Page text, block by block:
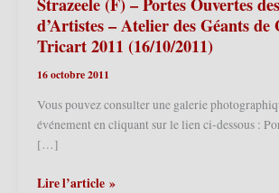
d’Artistes – Atelier des Géants de
Tricart 2011 (16/10/2011)
16 octobre 2011
Vous pouvez consulter une galerie
événement en cliquant sur le lien ci-dessous :
[…]
Strazeele
Lire l’article »